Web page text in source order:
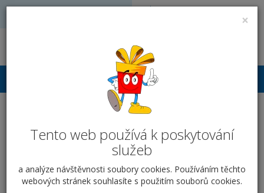
×
Tento web používá k poskytování
služeb
a analýze návštěvnosti soubory cookies. Používáním těchto
webových stránek souhlasíte s použitím souborů cookies.
Volejte: 728 051 909
Přihlášení
Hrnek keramický 300 ml -
Ryby